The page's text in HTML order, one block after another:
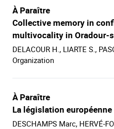
À Paraître
Collective memory in
multivocality in Oradour-
DELACOUR H., LIARTE S.,
Organization
À Paraître
La législation européenne
DESCHAMPS Marc, HERVÉ-